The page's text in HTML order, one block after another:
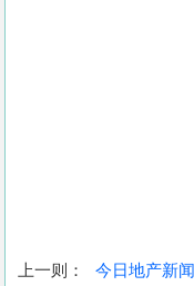
上一则： 今日地产新